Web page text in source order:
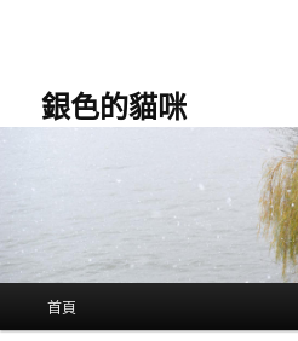
銀色的貓咪
首頁